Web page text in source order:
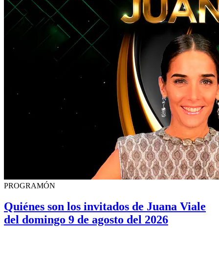
PROGRAMÓN
Quiénes son los invitados de Juana Viale
del domingo 9 de agosto del 2026